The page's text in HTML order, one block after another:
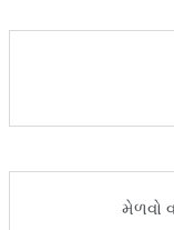
મેળવો